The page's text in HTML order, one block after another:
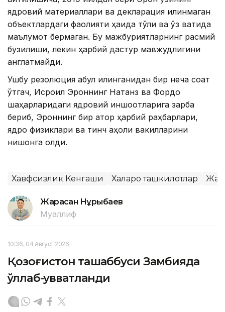
ядровий материаллари ва декларация қилинмаган
объектлардаги фаолияти ҳақида тўлиқ ва ўз вақтида
маълумот бермаган. Бу мажбуриятларнинг расмий
бузилиши, лекин ҳарбий дастур мавжудлигини
англатмайди.
Ушбу резолюция қабул қилинганидан бир неча соат
ўтгач, Исроил Эроннинг Натанз ва Фордо
шаҳарларидаги ядровий иншоотларига зарба
бериб, Эроннинг бир қатор ҳарбий раҳбарлари,
ядро физиклари ва тинч аҳоли вакилларини
нишонга олди.
Хавфсизлик Кенгаши Халқаро ташкилотлар
Жарасқан Нұрыбаев
Муаллиф
10:36, 04 Август 2026
Қозоғистон ташаббуси Замбияда
қўллаб-қувватланди